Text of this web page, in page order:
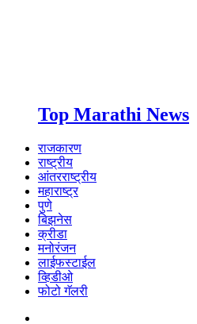
Top Marathi News
राजकारण
राष्ट्रीय
आंतरराष्ट्रीय
महाराष्ट्र
पुणे
बिझनेस
क्रीडा
मनोरंजन
लाईफस्टाईल
व्हिडीओ
फोटो गॅलरी